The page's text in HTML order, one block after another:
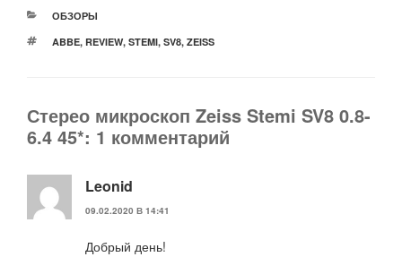
РУБРИКИ
ОБЗОРЫ
МЕТКИ
ABBE, REVIEW, STEMI, SV8, ZEISS
Стерео микроскоп Zeiss Stemi SV8 0.8-
6.4 45*: 1 комментарий
Leonid
09.02.2020 В 14:41
Добрый день!